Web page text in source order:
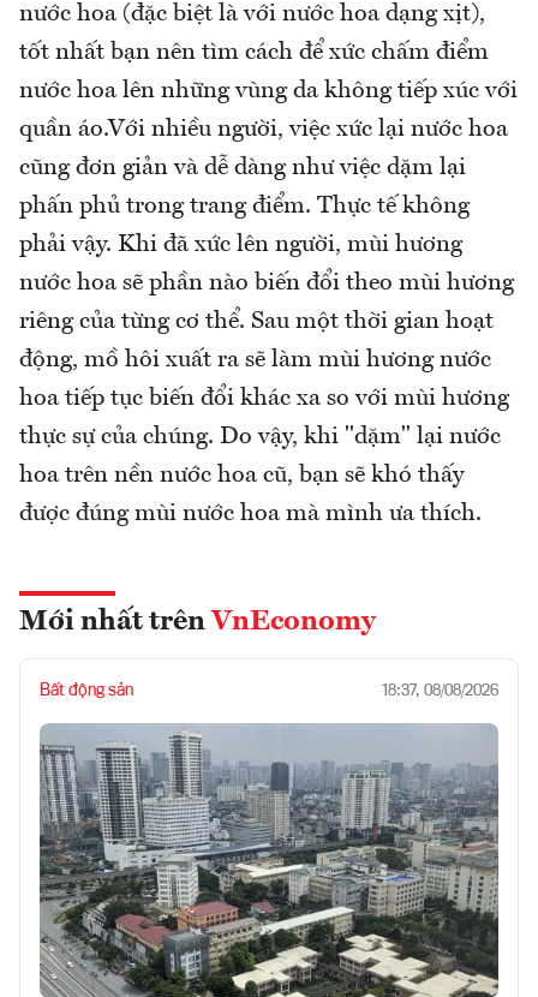
nước hoa (đặc biệt là với nước hoa dạng xịt),
tốt nhất bạn nên tìm cách để xức chấm điểm
nước hoa lên những vùng da không tiếp xúc với
quần áo.Với nhiều người, việc xức lại nước hoa
cũng đơn giản và dễ dàng như việc dặm lại
phấn phủ trong trang điểm. Thực tế không
phải vậy. Khi đã xức lên người, mùi hương
nước hoa sẽ phần nào biến đổi theo mùi hương
riêng của từng cơ thể. Sau một thời gian hoạt
động, mồ hôi xuất ra sẽ làm mùi hương nước
hoa tiếp tục biến đổi khác xa so với mùi hương
thực sự của chúng. Do vậy, khi "dặm" lại nước
hoa trên nền nước hoa cũ, bạn sẽ khó thấy
được đúng mùi nước hoa mà mình ưa thích.
Mới nhất trên VnEconomy
Bất động sản 18:37, 08/08/2026